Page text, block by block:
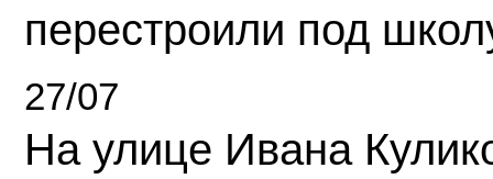
перестроили под
27/07
На улице Ивана